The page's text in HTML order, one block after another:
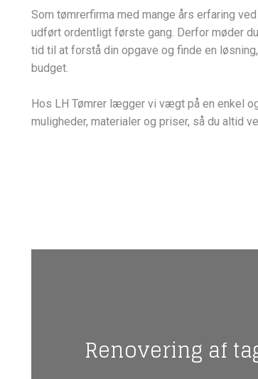
Som tømrerfirma med mange års erfaring
udført ordentligt første gang. Derfor møder
tid til at forstå din opgave og finde en
budget.
Hos LH Tømrer lægger vi vægt på en enkel
muligheder, materialer og priser, så du altid
Renovering af